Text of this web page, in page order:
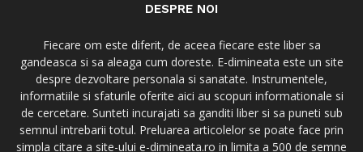
DESPRE NOI
Fiecare om este diferit, de aceea fiecare este liber sa
gandeasca si sa aleaga cum doreste. E-dimineata este un site
despre dezvoltare personala si sanatate. Instrumentele,
informatiile si sfaturile oferite aici au scopuri informationale si
de cercetare. Sunteti incurajati sa ganditi liber si sa puneti sub
semnul intrebarii totul. Preluarea articolelor se poate face prin
simpla citare a site-ului e-dimineata.ro in limita a 500 de semne